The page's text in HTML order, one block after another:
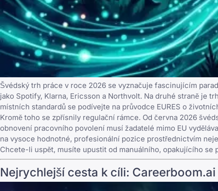
Švédský trh práce v roce 2026 se vyznačuje fascinujícím
jako Spotify, Klarna, Ericsson a Northvolt. Na druhé straně je
místních standardů se podívejte na průvodce EURES o
Kromě toho se zpřísnily regulační rámce. Od června 2026
obnovení pracovního povolení musí žadatelé mimo EU
na vysoce hodnotné, profesionální pozice prostřednictvím
Chcete-li uspět, musíte upustit od manuálního, opakujícího
Nejrychlejší cesta k cíli: Careerboom.ai